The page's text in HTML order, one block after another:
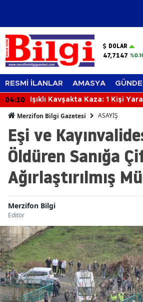
DOLAR
47,7147
RESMİ İLANLAR AMASYA
04:10 Işıklı Kavşakta Kaza: 1 Kişi
Merzifon Bilgi Gazetesi ASAYİŞ
Eşi ve
Öldüren Sanığa
Ağırlaştırılmış
Merzifon Bilgi
Editör